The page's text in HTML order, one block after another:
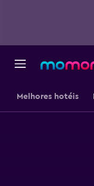
Melhores hotéis